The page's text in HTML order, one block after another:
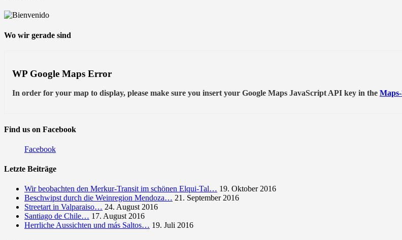
Wo wir gerade sind
WP Google Maps Error
In order for your map to display, please make sure you insert your Google Maps JavaScript API key in the
Find us on Facebook
Facebook
Letzte Beiträge
Wir beobachten den Merkur-Transit im schönen Elqui-Tal… 19. Oktober 2016
Beschwipst durch die Weinregion Mendoza… 21. September 2016
Streetart in Valparaiso… 24. August 2016
Santiago de Chile… 17. August 2016
Herrliche Aussichten und más Saltos… 19. Juli 2016